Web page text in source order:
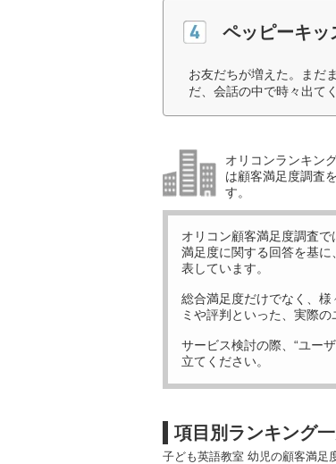
ペッピーキッ
お友だちが増えた。まだ
だ、会話の中で時々出て
オリコンランキン
は顧客満足度調査
す。
オリコン顧客満足度調査
満足度に関する回答を基に
表しています。
総合満足度だけでなく、様
ミや評判といった、実際の
サービス検討の際、“ユー
立てください。
項目別ランキング
子ども英語教室 幼児の顧客満足